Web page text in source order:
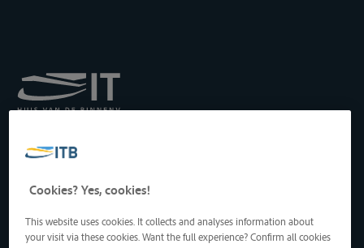
Transport par Batellerie
Drukpersstraat 19
1000 Bruxelles, Belgique
Tél: +32 2 217 09 67
http://www.itb-info.be
Cookies? Yes, cookies!
This website uses cookies. It collects and analyses information about
your visit via these cookies. Want the full experience? Confirm all cookies